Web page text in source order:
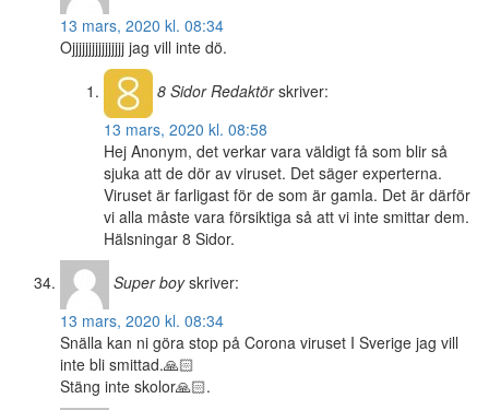
13 mars, 2020 kl. 08:34
Ojjjjjjjjjjjjjjjj jag vill inte dö.
8 SidorRedaktör skriver:
13 mars, 2020 kl. 08:58
Hej Anonym, det verkar vara väldigt få som blir så
sjuka att de dör av viruset. Det säger experterna.
Viruset är farligast för de som är gamla. Det är därför
vi alla måste vara försiktiga så att vi inte smittar dem.
Hälsningar 8 Sidor.
Super boy skriver:
13 mars, 2020 kl. 08:34
Snälla kan ni göra stop på Corona viruset I Sverige jag vill
inte bli smittad.🙏🏻
Stäng inte skolor🙏🏻.